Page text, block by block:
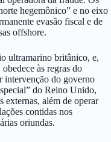
hegemônico” e no eixo
evasão fiscal e de
offshore.
ultramarino britânico, e,
às regras do
intervenção do governo
do Reino Unido,
externas, além de operar
contidas nos
oriundas.